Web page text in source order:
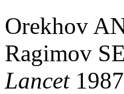
Orekhov
Ragimov
Lancet